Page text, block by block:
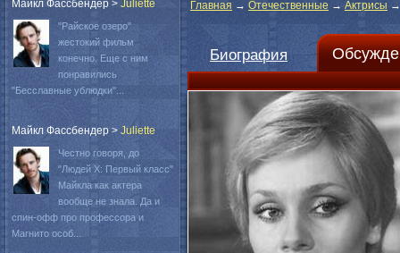
Главная → Отечественные → Актрисы
Биография
Майкл Фассбендер > Juliette
"Райское озеро"
жестокий фильм
конечно. Еще с ним
понравились
"Бесславные ублюдки"...
Майкл Фассбендер > Juliette
Честно говоря, до
"Людей Х: Первый класс"
Майкла как актера
вообще не знала. Да и
спин-офф про профессора и
Магнито особ...